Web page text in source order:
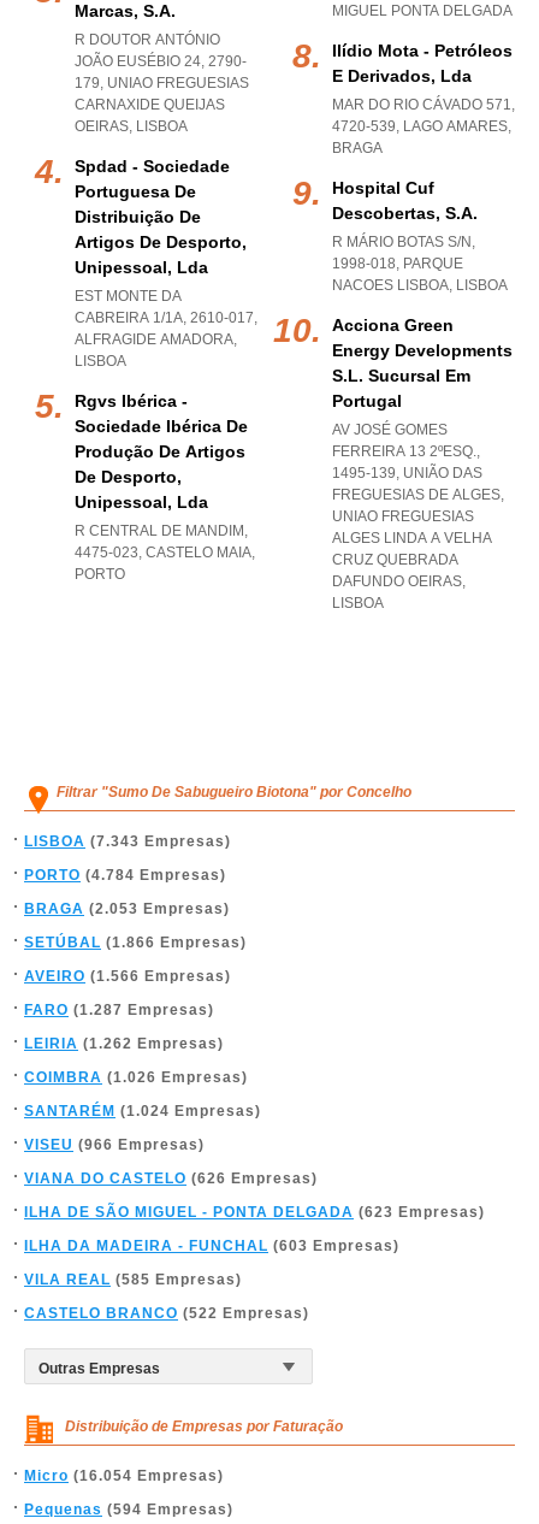
Marcas, S.a.
R DOUTOR ANTÓNIO
JOÃO EUSÉBIO 24, 2790-
179, UNIAO FREGUESIAS
CARNAXIDE QUEIJAS
OEIRAS, LISBOA
Spdad - Sociedade
Portuguesa De
Distribuição De
Artigos De Desporto,
Unipessoal, Lda
EST MONTE DA
CABREIRA 1/1A, 2610-017,
ALFRAGIDE AMADORA,
LISBOA
Rgvs Ibérica -
Sociedade Ibérica De
Produção De Artigos
De Desporto,
Unipessoal, Lda
R CENTRAL DE MANDIM,
4475-023, CASTELO MAIA,
PORTO
MIGUEL PONTA DELGADA
Ilídio Mota - Petróleos
E Derivados, Lda
MAR DO RIO CÁVADO 571,
4720-539, LAGO AMARES,
BRAGA
Hospital Cuf
Descobertas, S.a.
R MÁRIO BOTAS S/N,
1998-018, PARQUE
NACOES LISBOA, LISBOA
Acciona Green
Energy Developments
S.l. Sucursal Em
Portugal
AV JOSÉ GOMES
FERREIRA 13 2ºESQ.,
1495-139, UNIÃO DAS
FREGUESIAS DE ALGES,
UNIAO FREGUESIAS
ALGES LINDA A VELHA
CRUZ QUEBRADA
DAFUNDO OEIRAS,
LISBOA
Filtrar "Sumo De Sabugueiro Biotona" por Concelho
LISBOA (7.343 Empresas)
PORTO (4.784 Empresas)
BRAGA (2.053 Empresas)
SETÚBAL (1.866 Empresas)
AVEIRO (1.566 Empresas)
FARO (1.287 Empresas)
LEIRIA (1.262 Empresas)
COIMBRA (1.026 Empresas)
SANTARÉM (1.024 Empresas)
VISEU (966 Empresas)
VIANA DO CASTELO (626 Empresas)
ILHA DE SÃO MIGUEL - PONTA DELGADA (623 Empresas)
ILHA DA MADEIRA - FUNCHAL (603 Empresas)
VILA REAL (585 Empresas)
CASTELO BRANCO (522 Empresas)
Distribuição de Empresas por Faturação
Micro (16.054 Empresas)
Pequenas (594 Empresas)